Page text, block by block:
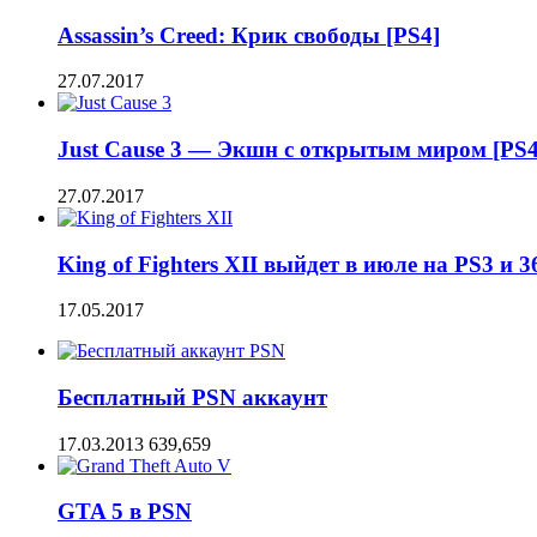
Assassin’s Creed: Крик свободы [PS4]
27.07.2017
Just Cause 3 — Экшн с открытым миром
27.07.2017
King of Fighters XII выйдет в июле на PS3 и
17.05.2017
Бесплатный PSN аккаунт
17.03.2013 639,659
GTA 5 в PSN